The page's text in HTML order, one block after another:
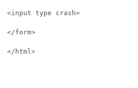
<input type crash>
</form>
</html>